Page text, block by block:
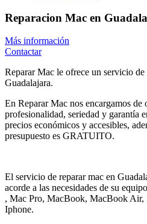
Reparacion Mac en
Más información
Contactar
Reparar Mac le ofrece un servicio de
Guadalajara.
En Reparar Mac nos encargamos de
profesionalidad, seriedad y garantía
precios económicos y accesibles,
presupuesto es GRATUITO.
El servicio de reparar mac en
acorde a las necesidades de su
, Mac Pro, MacBook, MacBook
Iphone.